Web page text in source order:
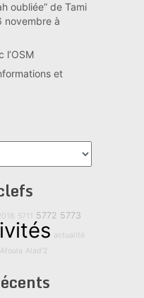
oubliée” de Tami
novembre à
l’OSM
et
5711 5772 5773
actualité
Afoula Alad'2